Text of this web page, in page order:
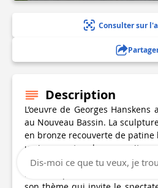
Consulter sur
Description
L’oeuvre de Georges
au Nouveau Bassin. La
en bronze recouverte de
un imposant socle en granit
De loin, cette oeuvre paraît
moins imposante, mais c’est
Dis-moi ce que tu veux, je